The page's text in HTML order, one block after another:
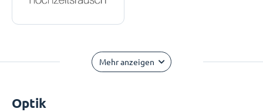
Mehr anzeigen
Optik